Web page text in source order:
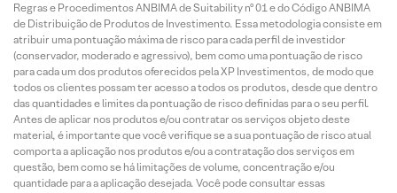
Regras e Procedimentos ANBIMA de Suitability nº 01 e do Código ANBIMA
de Distribuição de Produtos de Investimento. Essa metodologia consiste em
atribuir uma pontuação máxima de risco para cada perfil de investidor
(conservador, moderado e agressivo), bem como uma pontuação de risco
para cada um dos produtos oferecidos pela XP Investimentos, de modo que
todos os clientes possam ter acesso a todos os produtos, desde que dentro
das quantidades e limites da pontuação de risco definidas para o seu perfil.
Antes de aplicar nos produtos e/ou contratar os serviços objeto deste
material, é importante que você verifique se a sua pontuação de risco atual
comporta a aplicação nos produtos e/ou a contratação dos serviços em
questão, bem como se há limitações de volume, concentração e/ou
quantidade para a aplicação desejada. Você pode consultar essas